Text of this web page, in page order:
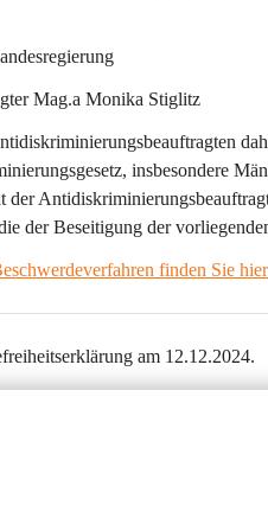
Mag.a Monika Stiglitz
insbesondere
der
der Beseitigung der
finden Sie
am 12.12.2024.